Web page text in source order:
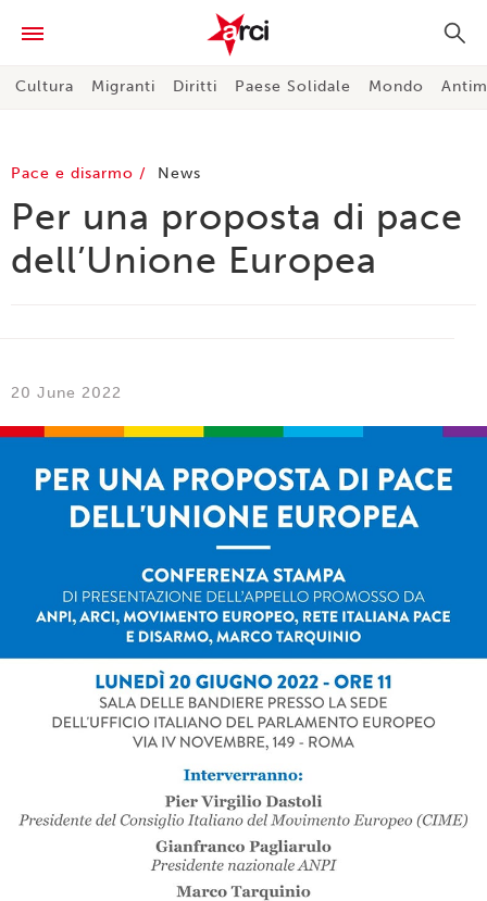
Cultura Migranti Diritti Paese Solidale Mondo
Pace e disarmo News
Per una proposta di pace
dell’Unione Europea
20 June 2022